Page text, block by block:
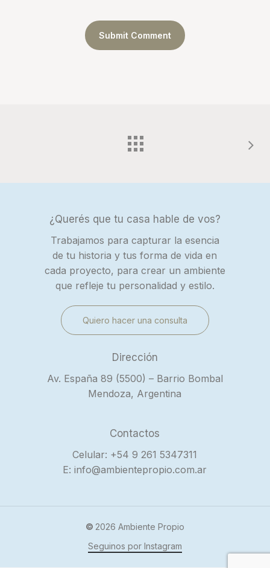
¿Querés que tu casa hable de vos?
Trabajamos para capturar la esencia
de tu historia y tus forma de vida en
cada proyecto, para crear un ambiente
que refleje tu personalidad y estilo.
Quiero hacer una consulta
Dirección
Av. España 89 (5500) – Barrio Bombal
Mendoza, Argentina
Contactos
Celular: +54 9 261 5347311
E: info@ambientepropio.com.ar
© 2026 Ambiente Propio
Seguinos por Instagram